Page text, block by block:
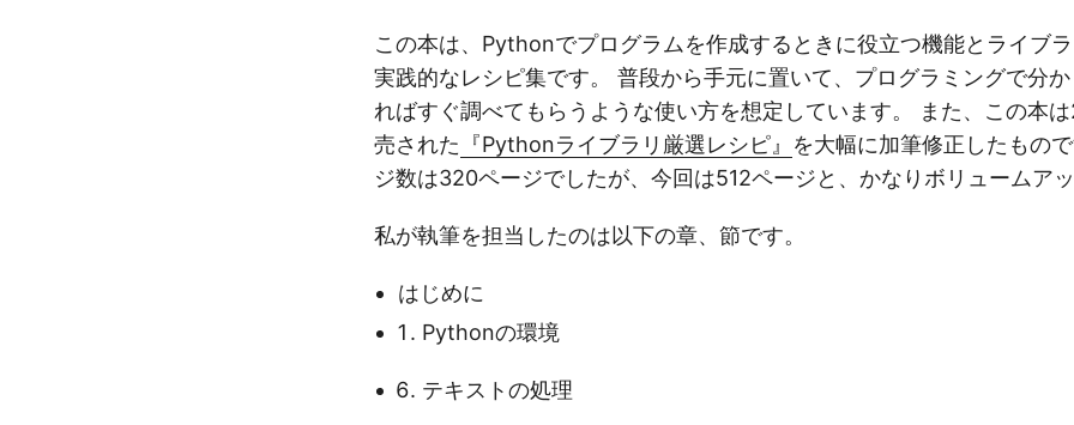
この本は、Pythonでプログラムを作成するときに役立つ機能とライブ
実践的なレシピ集です。 普段から手元に置いて、プログラミングで分
ればすぐ調べてもらうような使い方を想定しています。 また、この本
売された 『Pythonライブラリ厳選レシピ』 を大幅に加筆修正したもの
ジ数は320ページでしたが、今回は512ページと、かなりボリュームア
私が執筆を担当したのは以下の章、節です。
はじめに
Pythonの環境
テキストの処理